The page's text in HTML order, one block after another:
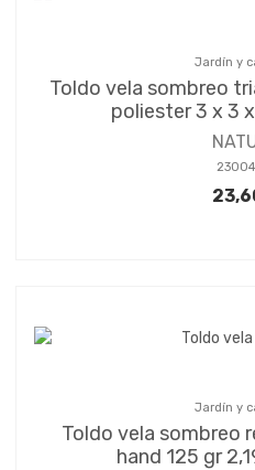
Jardín y
Toldo vela sombreo
poliester 3 x 3
Jardín y
Toldo vela sombreo
hand 125 gr